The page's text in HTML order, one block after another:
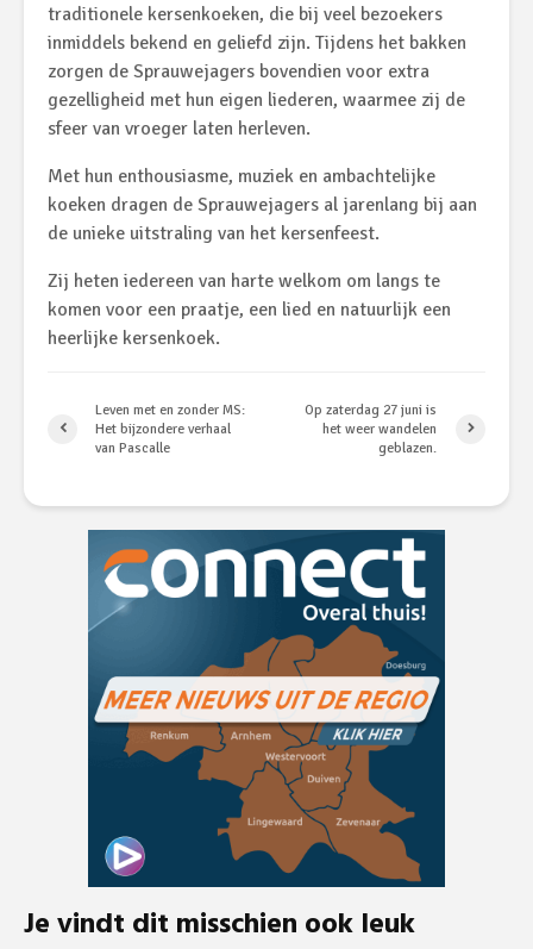
traditionele kersenkoeken, die bij veel bezoekers
inmiddels bekend en geliefd zijn. Tijdens het bakken
zorgen de Sprauwejagers bovendien voor extra
gezelligheid met hun eigen liederen, waarmee zij de
sfeer van vroeger laten herleven.
Met hun enthousiasme, muziek en ambachtelijke
koeken dragen de Sprauwejagers al jarenlang bij aan
de unieke uitstraling van het kersenfeest.
Zij heten iedereen van harte welkom om langs te
komen voor een praatje, een lied en natuurlijk een
heerlijke kersenkoek.
Leven met en zonder MS:
Het bijzondere verhaal
van Pascalle
Op zaterdag 27 juni is
het weer wandelen
geblazen.
Je vindt dit misschien ook leuk